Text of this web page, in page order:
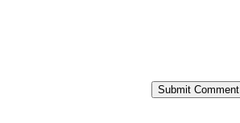
Submit Comment